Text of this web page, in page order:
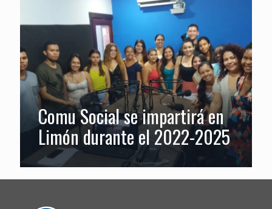
Comu Social se impartirá en
Limón durante el 2022-2025